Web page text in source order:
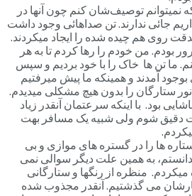
نمیتوانم توصیف‌شان کنم چون آنها در
جائی ندارند. تن صداهائی وجود داشت
روی هم چیده شده را ایجاد میکردند.
بودم. من خودم را رها کردم تا به هر
تن ها خاک را با خود بردیم و سپس
آمدند و همینکه ما پیش میرفتیم
ستارگان را بدون هیچ مشکلی میدیدم.
بود. با اینکه سرعتمان آنقدر زیاد
دقیق شوم ولی شبیه یک مسافر بهت
ها را در گستره های موازی و بی
به همین علت دیگر سوالی نمی
منظره از رنگها و ستارگانی
می گذشتیم. آنقدر مجذوب شده